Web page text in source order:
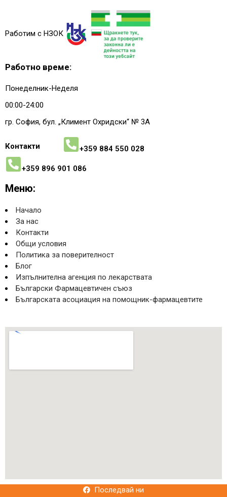
Работим с НЗОК
Работно време:
Понеделник-Неделя
00:00-24:00
гр. София, бул. „Климент Охридски“ № 3A
Контакти +359 884 550 028
+359 896 901 086
Меню:
Начало
За нас
Контакти
Общи условия
Политика за поверителност
Блог
Изпълнителна агенция по лекарствата
Български Фармацевтичен съюз
Българската асоциация на помощник-фармацевтите
Последвай ни